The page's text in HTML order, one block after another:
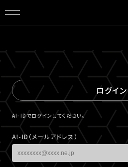
ログイン
A!-IDでログインしてください。
A!-ID（メールアドレス）